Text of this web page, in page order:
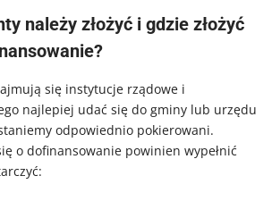
należy złożyć i gdzie złożyć
się instytucje rządowe i
najlepiej udać się do gminy lub urzędu
odpowiednio pokierowani.
o dofinansowanie powinien wypełnić